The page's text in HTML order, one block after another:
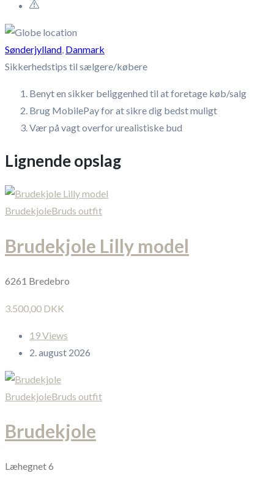
Sønderjylland Danmark
Sikkerhedstips til sælgere/købere
Benyt en sikker beliggenhed til at foretage køb/salg
Brug MobilePay for at sikre dig bedst muligt
Vær på vagt overfor urealistiske bud
Lignende opslag
BrudekjoleBruds outfit
Brudekjole Lilly model
6261 Bredebro
3.500,00 DKK
19 Views
2. august 2026
BrudekjoleBruds outfit
Brudekjole
Læhegnet 6